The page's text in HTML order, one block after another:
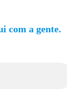
com a gente.